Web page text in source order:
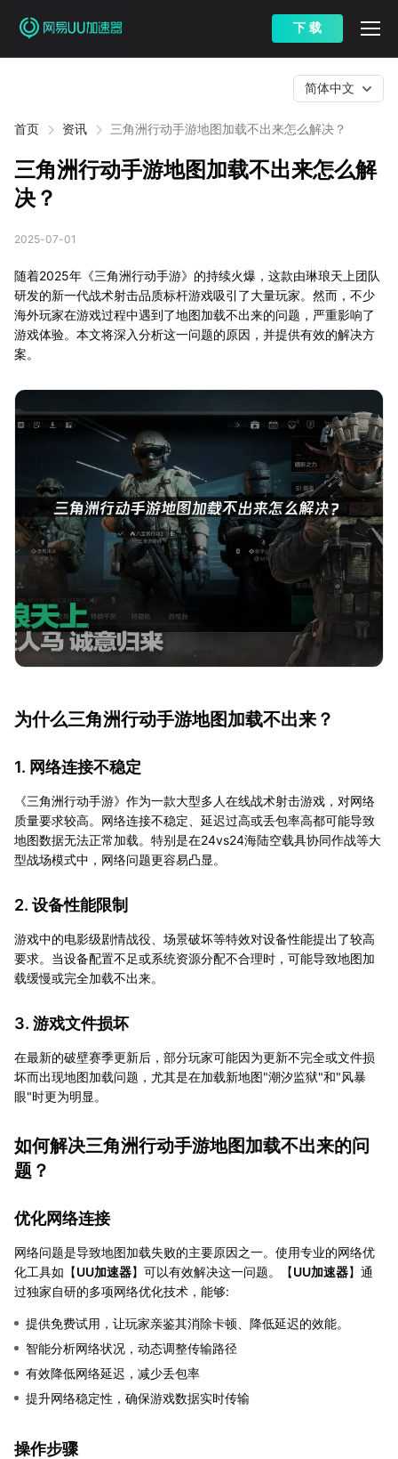
下 载
首页 资讯 三角洲行动手游地图加载不出来怎么解决？
简体中文
三角洲行动手游地图加载不出来怎么解
决？
2025-07-01
随着2025年《三角洲行动手游》的持续火爆，这款由琳琅天上团队
研发的新一代战术射击品质标杆游戏吸引了大量玩家。然而，不少
海外玩家在游戏过程中遇到了地图加载不出来的问题，严重影响了
游戏体验。本文将深入分析这一问题的原因，并提供有效的解决方
案。
为什么三角洲行动手游地图加载不出来？
1. 网络连接不稳定
《三角洲行动手游》作为一款大型多人在线战术射击游戏，对网络
质量要求较高。网络连接不稳定、延迟过高或丢包率高都可能导致
地图数据无法正常加载。特别是在24vs24海陆空载具协同作战等大
型战场模式中，网络问题更容易凸显。
2. 设备性能限制
游戏中的电影级剧情战役、场景破坏等特效对设备性能提出了较高
要求。当设备配置不足或系统资源分配不合理时，可能导致地图加
载缓慢或完全加载不出来。
3. 游戏文件损坏
在最新的破壁赛季更新后，部分玩家可能因为更新不完全或文件损
坏而出现地图加载问题，尤其是在加载新地图"潮汐监狱"和"风暴
眼"时更为明显。
如何解决三角洲行动手游地图加载不出来的问
题？
优化网络连接
网络问题是导致地图加载失败的主要原因之一。使用专业的网络优
化工具如【UU加速器】可以有效解决这一问题。【UU加速器】通
过独家自研的多项网络优化技术，能够:
提供免费试用，让玩家亲鉴其消除卡顿、降低延迟的效能。
智能分析网络状况，动态调整传输路径
有效降低网络延迟，减少丢包率
提升网络稳定性，确保游戏数据实时传输
操作步骤